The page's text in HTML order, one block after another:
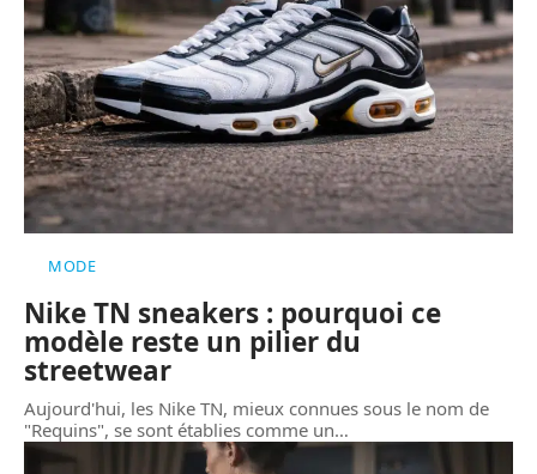
MODE
Nike TN sneakers : pourquoi ce
modèle reste un pilier du
streetwear
Aujourd'hui, les Nike TN, mieux connues sous le nom de
"Requins", se sont établies comme un…